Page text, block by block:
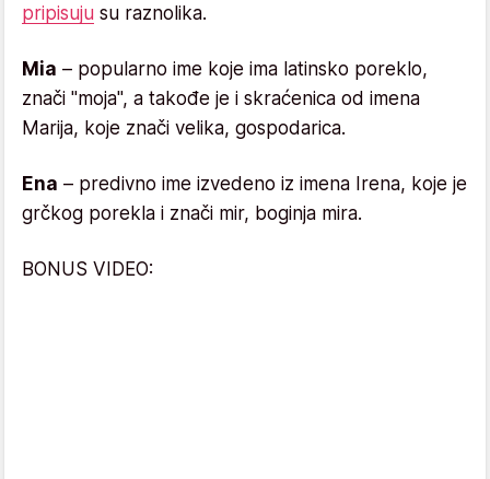
pripisuju su raznolika.
Mia – popularno ime koje ima latinsko poreklo,
znači "moja", a takođe je i skraćenica od imena
Marija, koje znači velika, gospodarica.
Ena – predivno ime izvedeno iz imena Irena, koje je
grčkog porekla i znači mir, boginja mira.
BONUS VIDEO: